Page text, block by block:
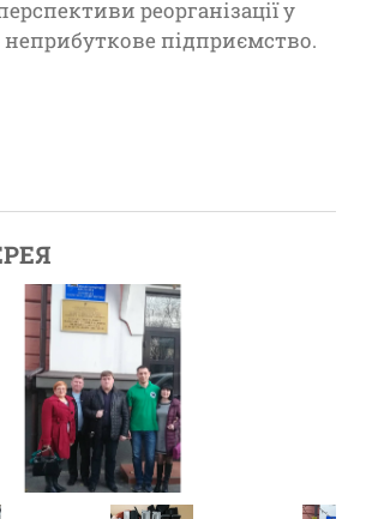
реорганізації у
підприємство.